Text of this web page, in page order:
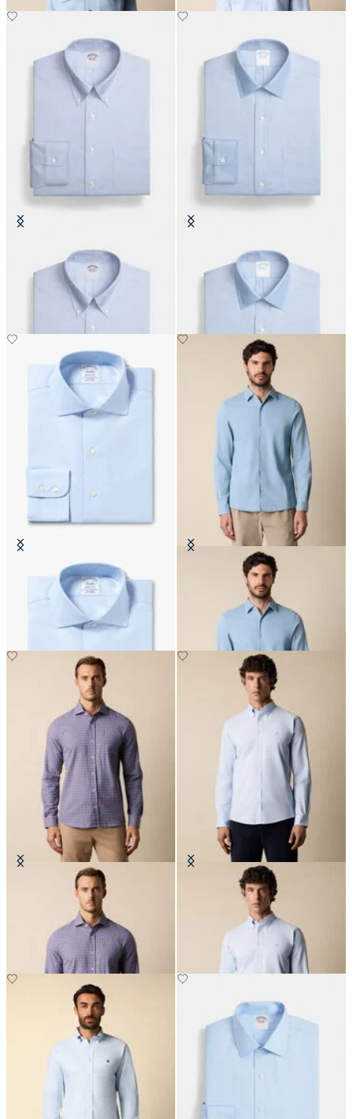
Chemise Regular Fit Non-Iron
Oxford avec col Button Down
Chemise Regular Fit Non-Iron
Oxford avec col Ainsley
Chemise Regular Fit Non-Iron en
twill avec col English
Chemise Slim Fit en Denim à Col
Ouvert en Tissu Mélangé Tencel
Chemise en Flanelle de Coton à
Carreaux Slim Fit avec Col Spread
Chemise Slim Fit Oxford Non-Iron
avec Col Button Down